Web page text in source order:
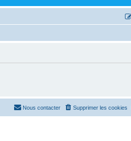
Supprimer les cookies
Nous contacter